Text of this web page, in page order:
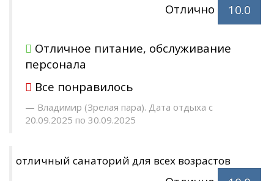
Отлично 10.0
Отличное питание, обслуживание
персонала
Все понравилось
Владимир (Зрелая пара). Дата отдыха с
20.09.2025 по 30.09.2025
отличный санаторий для всех возрастов